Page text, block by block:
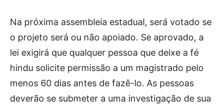
Na próxima assembleia estadual, será votado se
o projeto será ou não apoiado. Se aprovado, a
lei exigirá que qualquer pessoa que deixe a fé
hindu solicite permissão a um magistrado pelo
menos 60 dias antes de fazê-lo. As pessoas
deverão se submeter a uma investigação de sua